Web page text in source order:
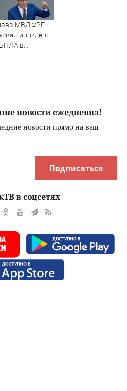
МВД ФРГ
инцидент
в
новости ежедневно!
новости прямо на ваш
Подписаться
в соцсетях